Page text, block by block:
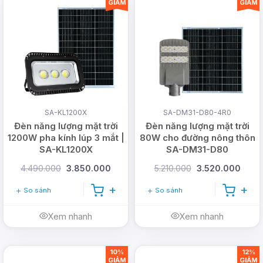
Hệ thống cảm biến ánh sáng và chuyển động
kiệm năng lượng và tăng cường độ an toàn.
SA-KL1200X
Đèn năng lượng mặt trời
1200W pha kính lúp 3 mắt |
SA-KL1200X
4.490.000 3.850.000
So sánh
Xem nhanh
GIẢM
SA-DM31-D80-4R0
Đèn năng lượng mặt trời
80W cho đường nông thôn
SA-DM31-D80
5.210.000 3.520.000
So sánh
Xem nhanh
GIẢM
10%
GIẢM
12%
GIẢM